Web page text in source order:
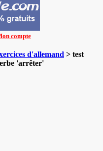
compte
d'allemand > test
'arrêter'